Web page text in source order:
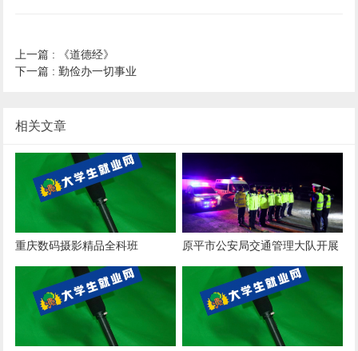
上一篇 : 《道德经》
下一篇 : 勤俭办一切事业
相关文章
重庆数码摄影精品全科班
原平市公安局交通管理大队开展
货车超限超载专项整治，筑牢道
路交